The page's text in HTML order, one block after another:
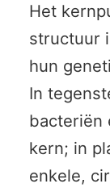
Het
structuur
hun
In
bacteriën
kern; in
enkele,